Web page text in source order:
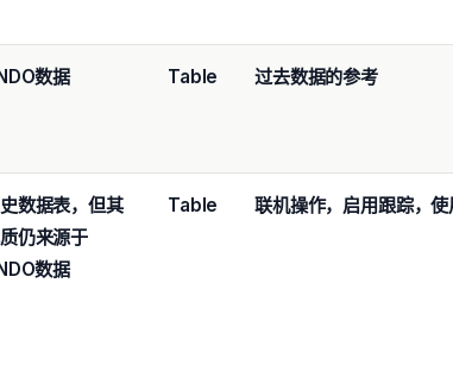
数据 Table 过去数据的参考
数据表，但其
仍来源于
数据
Table 联机操作，启用跟踪，使